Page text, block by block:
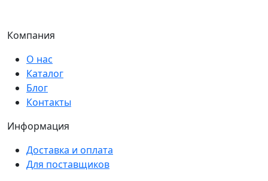
Компания
О нас
Каталог
Блог
Контакты
Информация
Доставка и оплата
Для поставщиков